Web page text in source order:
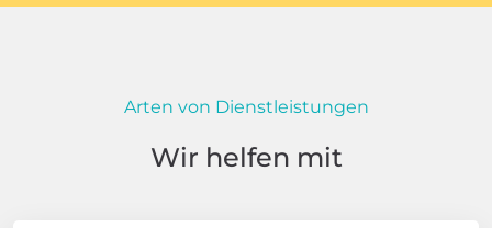
Arten von Dienstleistungen
Wir helfen mit